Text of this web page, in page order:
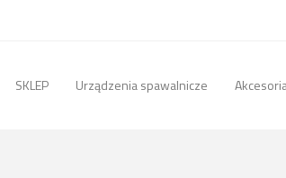
SKLEP Urządzenia spawalnicze